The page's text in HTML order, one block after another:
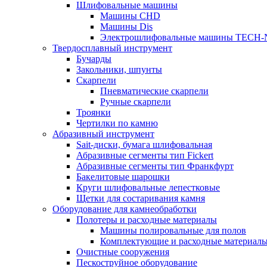
Шлифовальные машины
Машины CHD
Машины Dis
Электрошлифовальные машины TECH-
Твердосплавный инструмент
Бучарды
Закольники, шпунты
Скарпели
Пневматические скарпели
Ручные скарпели
Троянки
Чертилки по камню
Абразивный инструмент
Sait-диски, бумага шлифовальная
Абразивные сегменты тип Fickert
Абразивные сегменты тип Франкфурт
Бакелитовые шарошки
Круги шлифовальные лепестковые
Щетки для состаривания камня
Оборудование для камнеобработки
Полотеры и расходные материалы
Машины полировальные для полов
Комплектующие и расходные
Очистные сооружения
Пескоструйное оборудование